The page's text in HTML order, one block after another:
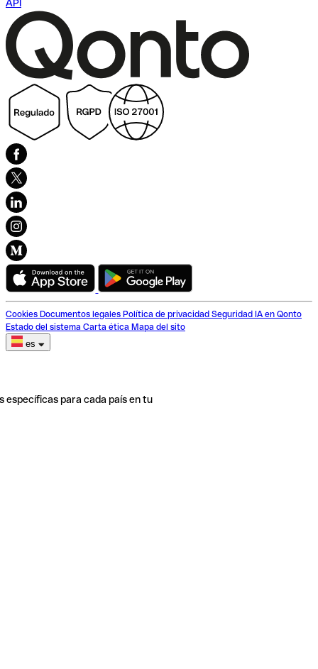
API
Cookies Documentos legales Política de privacidad Seguridad IA en Qonto
Estado del sistema Carta ética Mapa del sito
es
específicas para cada país en tu